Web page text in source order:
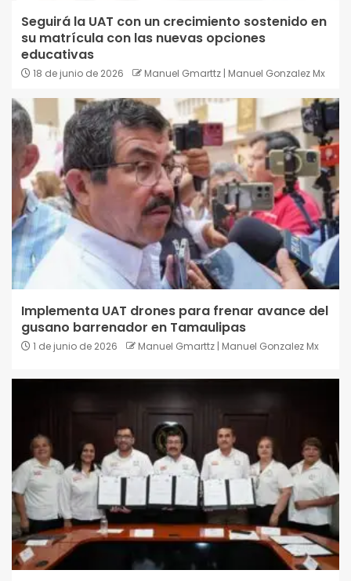
Seguirá la UAT con un crecimiento sostenido en
su matrícula con las nuevas opciones
educativas
18 de junio de 2026 Manuel Gmarttz | Manuel Gonzalez Mx
Implementa UAT drones para frenar avance del
gusano barrenador en Tamaulipas
1 de junio de 2026 Manuel Gmarttz | Manuel Gonzalez Mx